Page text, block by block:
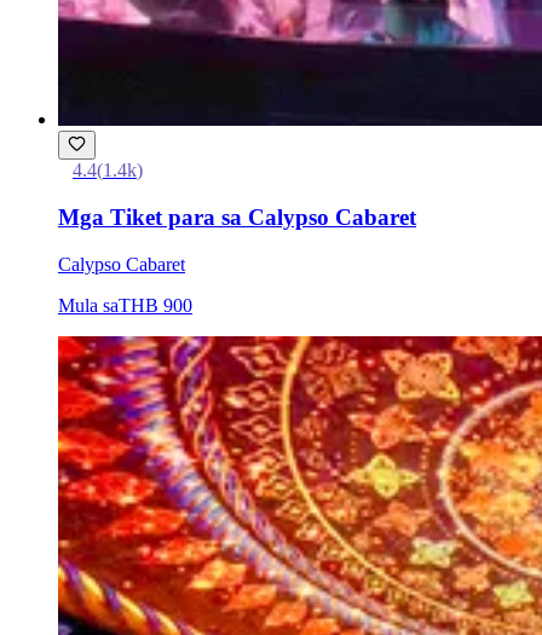
4.4(1.4k)
Mga Tiket para sa Calypso Cabaret
Calypso Cabaret
Mula saTHB 900